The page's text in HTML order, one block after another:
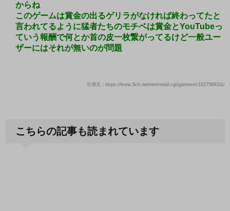
からね
このゲームは賞金の出るゲリラがなければ終わってたと
言われてるように猛者たちのモチベは賞金とYouTubeっ
ていう報酬で何とか首の皮一枚繋がってるけど一般ユー
ザーにはそれが無いのが問題
引用元：https://krsw.5ch.net/test/read.cgi/gamesm/1627569311/
こちらの記事も読まれています